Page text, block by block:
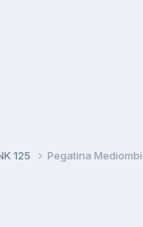
125 Pegatina